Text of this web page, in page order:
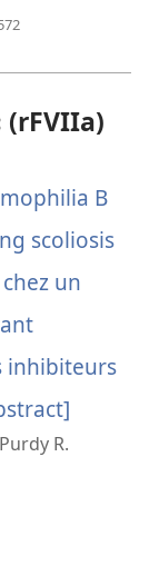
)
ပါ
B
scoliosis
un
inhibiteurs
R.